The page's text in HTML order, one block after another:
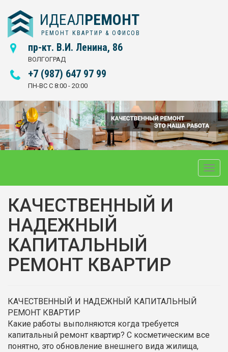
ИДЕАЛРЕМОНТ
РЕМОНТ КВАРТИР & ОФИСОВ
пр-кт. В.И. Ленина, 86
ВОЛГОГРАД
+7 (987) 647 97 99
ПН-ВС С 8:00 - 20:00
Toggle
КАЧЕСТВЕННЫЙ И
НАДЕЖНЫЙ
КАПИТАЛЬНЫЙ
РЕМОНТ КВАРТИР
КАЧЕСТВЕННЫЙ И НАДЕЖНЫЙ КАПИТАЛЬНЫЙ
РЕМОНТ КВАРТИР
Какие работы выполняются когда требуется
капитальный ремонт квартир? С косметическим все
понятно, это обновление внешнего вида жилища,